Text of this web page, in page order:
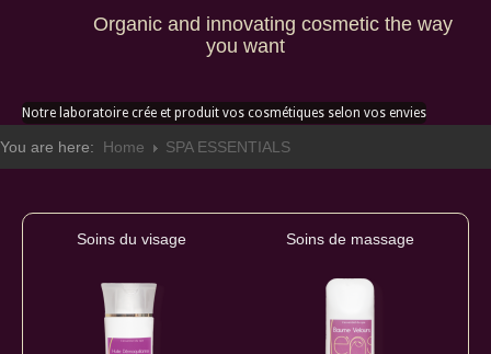
Organic and innovating cosmetic the way
you want
Notre laboratoire crée et produit vos cosmétiques selon vos envies
You are here: Home SPA ESSENTIALS
Soins du visage Soins de massage